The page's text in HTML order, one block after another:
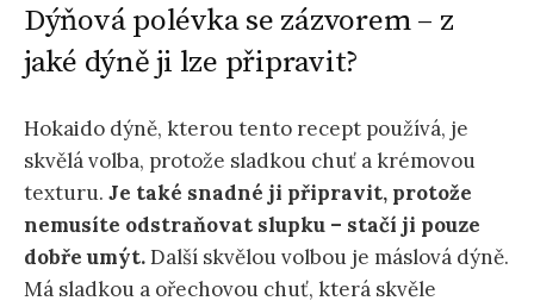
Dýňová polévka se zázvorem – z
jaké dýně ji lze připravit?
Hokaido dýně, kterou tento recept používá, je
skvělá volba, protože sladkou chuť a krémovou
texturu. Je také snadné ji připravit, protože
nemusíte odstraňovat slupku – stačí ji pouze
dobře umýt.Další skvělou volbou je máslová dýně.
Má sladkou a ořechovou chuť, která skvěle